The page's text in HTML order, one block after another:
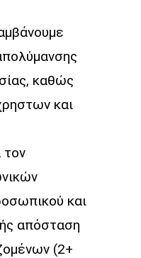
καθώς
και
τον
και
απόσταση
(2+